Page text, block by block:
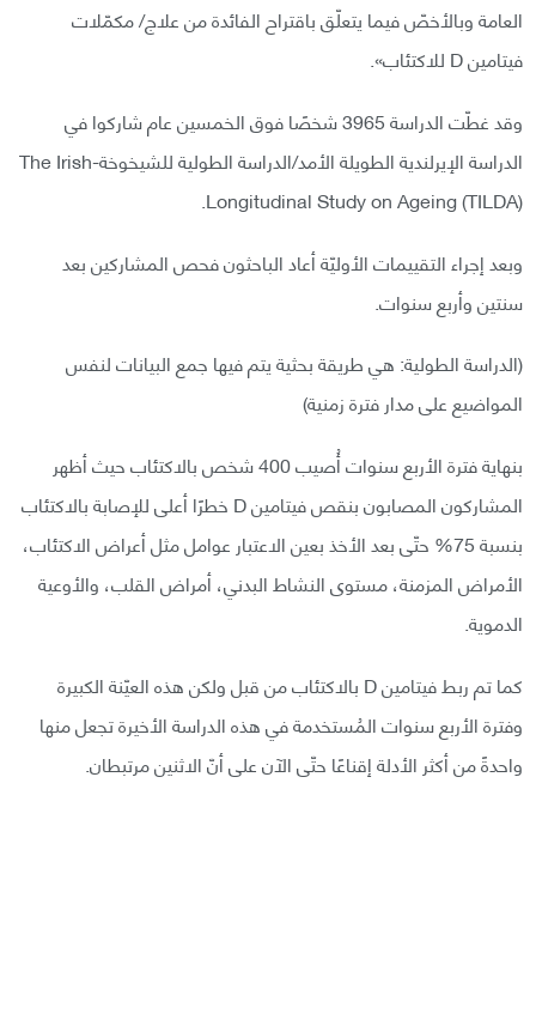
العامة وبالأخصّ فيما يتعلّق باقتراح الفائدة من علاج/ مكمّلات
فيتامين D للاكتئاب».
وقد غطّت الدراسة 3965 شخصًا فوق الخمسين عام شاركوا في
الدراسة الإيرلندية الطويلة الأمد/الدراسة الطولية للشيخوخة-The Irish
Longitudinal Study on Ageing (TILDA).
وبعد إجراء التقييمات الأوليّة أعاد الباحثون فحص المشاركين بعد
سنتين وأربع سنوات.
(الدراسة الطولية: هي طريقة بحثية يتم فيها جمع البيانات لنفس
المواضيع على مدار فترة زمنية)
بنهاية فترة الأربع سنوات أُصيب 400 شخص بالاكتئاب حيث أظهر
المشاركون المصابون بنقص فيتامين D خطرًا أعلى للإصابة بالاكتئاب
بنسبة 75% حتّى بعد الأخذ بعين الاعتبار عوامل مثل أعراض الاكتئاب،
الأمراض المزمنة، مستوى النشاط البدني، أمراض القلب، والأوعية
الدموية.
كما تم ربط فيتامين D بالاكتئاب من قبل ولكن هذه العيّنة الكبيرة
وفترة الأربع سنوات المُستخدمة في هذه الدراسة الأخيرة تجعل منها
واحدةً من أكثر الأدلة إقناعًا حتّى الآن على أنّ الاثنين مرتبطان.